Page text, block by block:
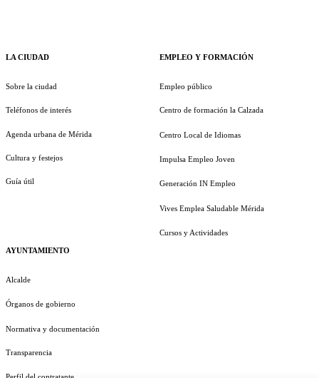
LA CIUDAD
Sobre la ciudad
Teléfonos de interés
Agenda urbana de Mérida
Cultura y festejos
Guía útil
AYUNTAMIENTO
Alcalde
Órganos de gobierno
Normativa y documentación
Transparencia
Perfil del contratante
EMPLEO Y FORMACIÓN
Empleo público
Centro de formación la Calzada
Centro Local de Idiomas
Impulsa Empleo Joven
Generación IN Empleo
Vives Emplea Saludable Mérida
Cursos y Actividades